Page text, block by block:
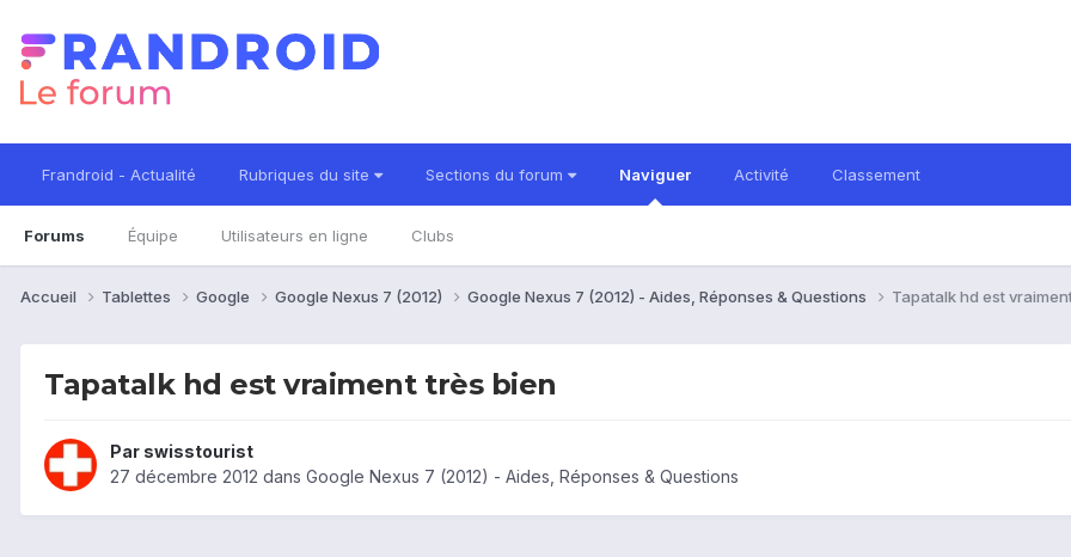
Frandroid - Actualité Rubriques du site Sections du forum Naviguer
Forums Équipe Utilisateurs en ligne Clubs
Activité Classement
Accueil Tablettes Google Google Nexus 7 (2012) Google Nexus 7 (2012) - Aides, Réponses & Questions Tapatalk hd est
Tapatalk hd est vraiment très bien
Par swisstourist
27 décembre 2012 dans Google Nexus 7 (2012) - Aides, Réponses & Questions